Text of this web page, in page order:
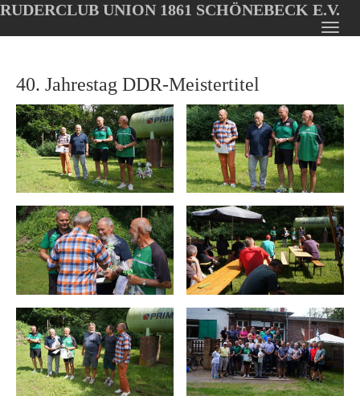
Oops, an error occurred! Code: 202608060556316dfa9430
main
content
RUDERCLUB UNION 1861 SCHÖNEBECK E.V.
40. Jahrestag DDR-Meistertitel